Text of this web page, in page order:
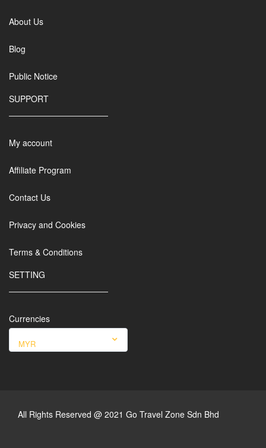
About Us
Blog
Public Notice
SUPPORT
My account
Affiliate Program
Contact Us
Privacy and Cookies
Terms & Conditions
SETTING
Currencies
MYR
All Rights Reserved @ 2021 Go Travel Zone Sdn Bhd